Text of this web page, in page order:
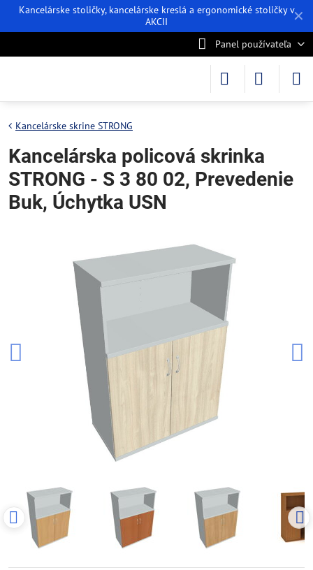
✕
Kancelárske stoličky, kancelárske kreslá a ergonomické stoličky v
AKCII
Panel používateľa
Kancelárske skrine STRONG
Kancelárska policová skrinka
STRONG - S 3 80 02, Prevedenie
Buk, Úchytka USN